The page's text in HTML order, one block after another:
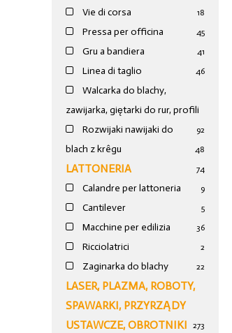
Vie di corsa 18
Pressa per officina 45
Gru a bandiera 41
Linea di taglio 46
Walcarka do blachy,
zawijarka, giętarki do rur, profili
92
Rozwijaki nawijaki do
blach z krêgu
48
LATTONERIA 74
Calandre per lattoneria 9
Cantilever 5
Macchine per edilizia 36
Ricciolatrici 2
Zaginarka do blachy 22
LASER, PLAZMA, ROBOTY,
SPAWARKI, PRZYRZĄDY
USTAWCZE, OBROTNIKI
273